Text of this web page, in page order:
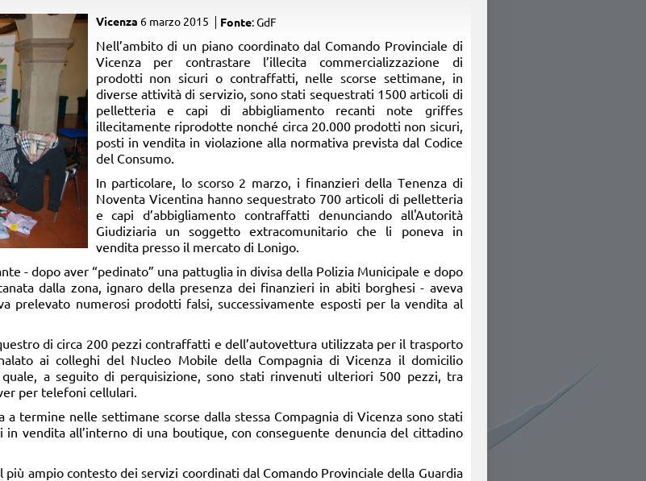
Vicenza 6 marzo 2015 Fonte: GdF
​Nell’ambito di un piano coordinato dal Comando Provinciale di
Vicenza per contrastare l’illecita commercializzazione di
prodotti non sicuri o contraffatti, nelle scorse settimane, in
diverse attività di servizio, sono stati sequestrati 1500 articoli di
pelletteria e capi di abbigliamento recanti note griffes
illecitamente riprodotte nonché circa 20.000 prodotti non sicuri,
posti in vendita in violazione alla normativa prevista dal Codice
del Consumo.
In particolare, lo scorso 2 marzo, i finanzieri della Tenenza di
Noventa Vicentina hanno sequestrato 700 articoli di pelletteria
e capi d’abbigliamento contraffatti denunciando all'Autorità
Giudiziaria un soggetto extracomunitario che li poneva in
vendita presso il mercato di Lonigo.
- dopo aver “pedinato” una pattuglia in divisa della Polizia Municipale e dopo
dalla zona, ignaro della presenza dei finanzieri in abiti borghesi - aveva
prelevato numerosi prodotti falsi, successivamente esposti per la vendita al
di circa 200 pezzi contraffatti e dell’autovettura utilizzata per il trasporto
ai colleghi del Nucleo Mobile della Compagnia di Vicenza il domicilio
a seguito di perquisizione, sono stati rinvenuti ulteriori 500 pezzi, tra
per telefoni cellulari.
a termine nelle settimane scorse dalla stessa Compagnia di Vicenza sono stati
vendita all’interno di una boutique, con conseguente denuncia del cittadino
ampio contesto dei servizi coordinati dal Comando Provinciale della Guardia